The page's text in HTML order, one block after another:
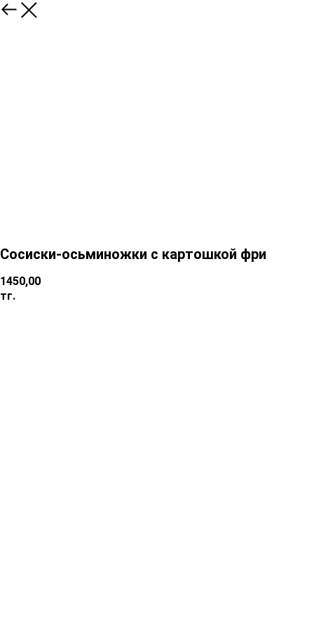
Сосиски-осьминожки с картошкой фри
1450,00
тг.